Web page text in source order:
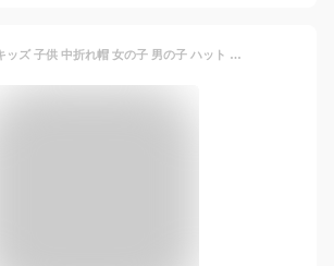
麦わら帽子 キッズ 子供 中折れ帽 女の子 男の子 ハット 中折れハット 帽子 紫外線対策 UVカット 日よけ 日焼け防止 オシャレ カンカン帽